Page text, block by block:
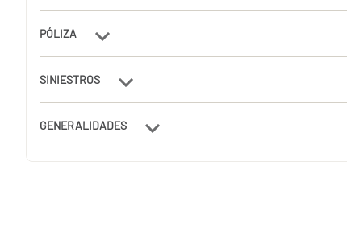
PÓLIZA
SINIESTROS
GENERALIDADES